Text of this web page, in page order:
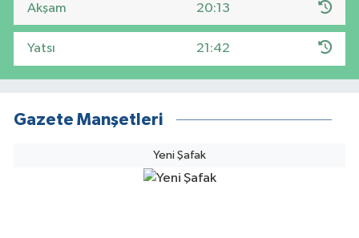
Akşam 20:13
Yatsı 21:42
Gazete Manşetleri
Yeni Şafak